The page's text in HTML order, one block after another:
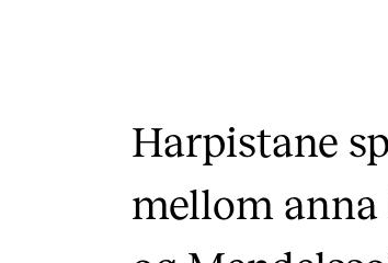
Harpistane
mellom anna